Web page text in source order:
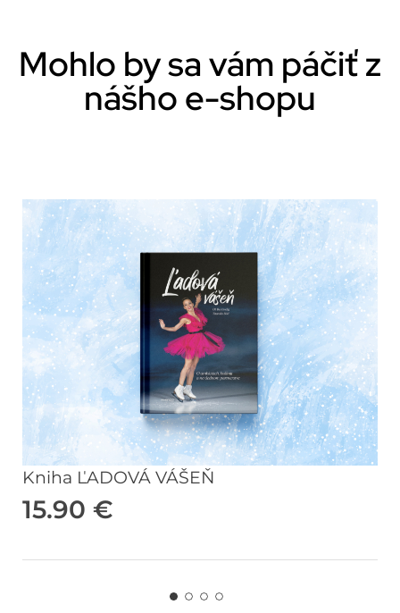
Mohlo by sa vám páčiť z
nášho e-shopu
Kniha ĽADOVÁ VÁŠEŇ
15.90 €